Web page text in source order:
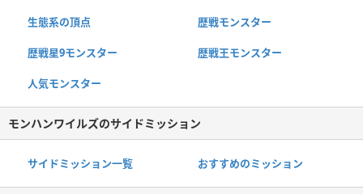
生態系の頂点 歴戦モンスター
歴戦星9モンスター 歴戦王モンスター
人気モンスター
モンハンワイルズのサイドミッション
サイドミッション一覧 おすすめのミッション